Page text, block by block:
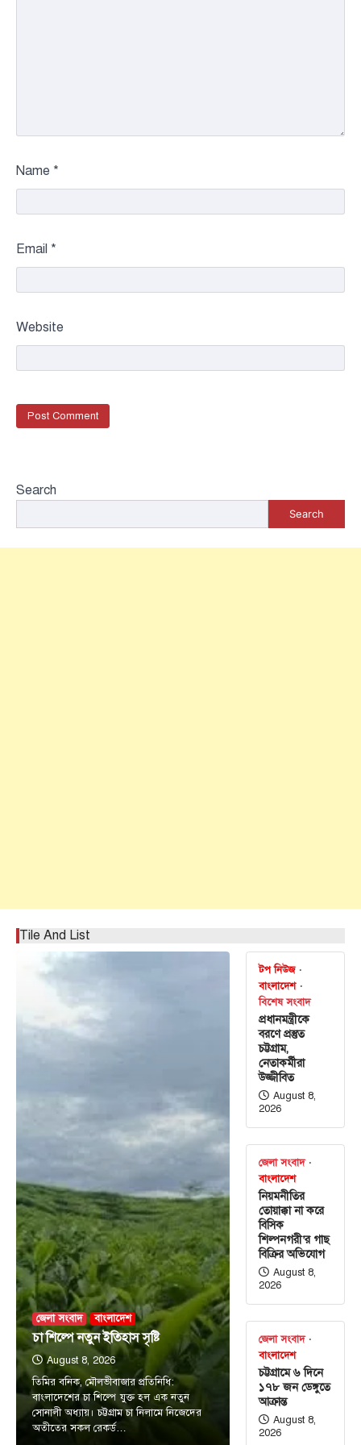
Name *
Email *
Website
Search
Search
Tile And List
জেলা সংবাদ বাংলাদেশ
চা শিল্পে নতুন ইতিহাস সৃষ্টি
August 8, 2026
তিমির বনিক, মৌলভীবাজার প্রতিনিধি:
বাংলাদেশের চা শিল্পে যুক্ত হল এক নতুন
সোনালী অধ্যায়। চট্টগ্রাম চা নিলামে নিজেদের
অতীতের সকল রেকর্ড…
টপ নিউজ
বাংলাদেশ
বিশেষ সংবাদ
প্রধানমন্ত্রীকে
বরণে প্রস্তুত
চট্টগ্রাম,
নেতাকর্মীরা
উজ্জীবিত
August 8,
2026
জেলা সংবাদ
বাংলাদেশ
নিয়মনীতির
তোয়াক্কা না করে
বিসিক
শিল্পনগরী’র গাছ
বিক্রির অভিযোগ
August 8,
2026
জেলা সংবাদ
বাংলাদেশ
চট্টগ্রামে ৬ দিনে
১৭৮ জন ডেঙ্গুতে
আক্রান্ত
August 8,
2026